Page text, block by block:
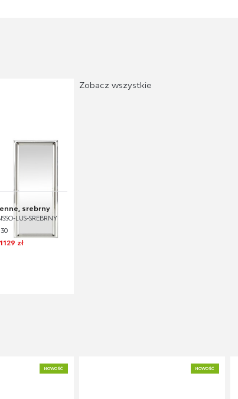
srebrny
LUS-SREBRNY
1129 zł
Zobacz wszystkie
NOWOŚĆ NOWOŚĆ